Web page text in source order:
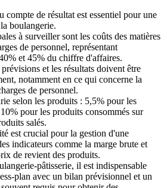
compte de résultat est essentiel pour une
boulangerie.
à surveiller sont les coûts des matières
de personnel, représentant
et 45% du chiffre d'affaires.
et les résultats doivent être
notamment en ce qui concerne la
de personnel.
selon les produits : 5,5% pour les
pour les produits consommés sur
salés.
est crucial pour la gestion d'une
indicateurs comme la marge brute et
de revient des produits.
pâtisserie, il est indispensable
plan avec un bilan prévisionnel et un